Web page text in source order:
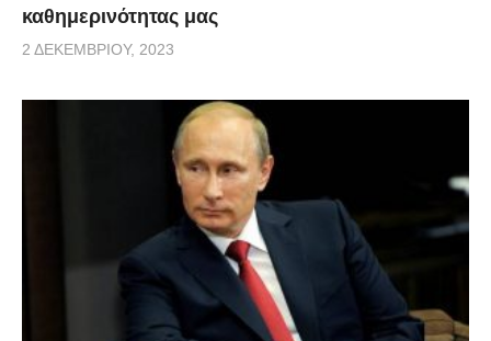
καθημερινότητας μας
2 ΔΕΚΕΜΒΡΊΟΥ, 2023